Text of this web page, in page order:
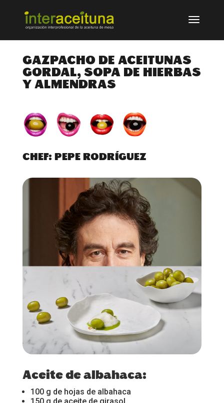
GAZPACHO DE ACEITUNAS
GORDAL, SOPA DE HIERBAS
Y ALMENDRAS
CHEF: PEPE RODRÍGUEZ
Aceite de albahaca:
100 g de hojas de albahaca